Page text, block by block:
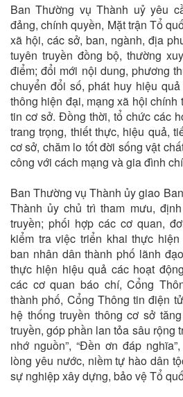
Ban Thường vụ Thành uỷ yêu
đảng, chính quyền, Mặt trận Tổ
xã hội, các sở, ban, ngành, địa
tuyên truyền đồng bộ, thường
điểm; đổi mới nội dung, phương
chuyển đổi số, phát huy hiệu
thông hiện đại, mạng xã hội chính
tin cơ sở. Đồng thời, tổ chức các
trang trọng, thiết thực, hiệu quả,
cơ sở, chăm lo tốt đời sống vật
công với cách mạng và gia đình
Ban Thường vụ Thành ủy giao
Thành ủy chủ trì tham mưu,
truyền; phối hợp các cơ quan,
kiểm tra việc triển khai thực
ban nhân dân thành phố lãnh
thực hiện hiệu quả các hoạt
các cơ quan báo chí, Cổng
thành phố, Cổng Thông tin điện
hệ thống truyền thông cơ sở
truyền, góp phần lan tỏa sâu rộng
nhớ nguồn”, “Đền ơn đáp
lòng yêu nước, niềm tự hào dân
sự nghiệp xây dựng, bảo vệ Tổ